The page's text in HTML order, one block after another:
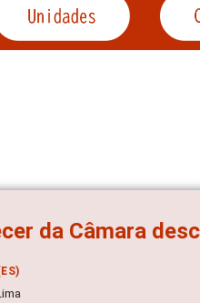
da Câmara